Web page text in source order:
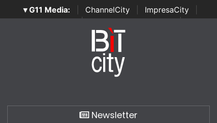
▾ G11 Media: ChannelCity ImpresaCity
SecurityOpenLab | Italian Channel Awards | Italian
Italian Security Awards
Newsletter